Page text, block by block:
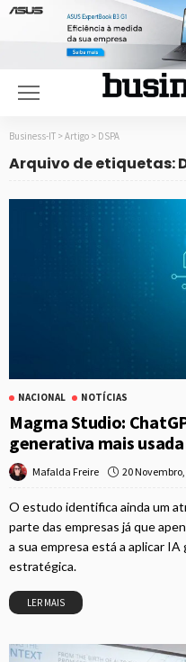
Business-IT > Artigo > DSPA
Arquivo de etiquetas:
NACIONAL NOTÍCIAS
Magma Studio:
generativa mais
Mafalda Freire 20
O estudo identifica ainda um
parte das empresas já que
a sua empresa está a aplicar
estratégica.
LER MAIS